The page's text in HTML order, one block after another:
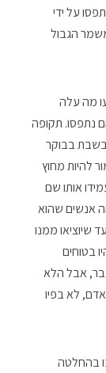
על ידי
הגבול
מה עלה
נתפסו. תקופה
בבוקר
להיות מחוץ
אותו שם
אנשים שהוא
שיוציאו ממנו
בטוחים
אבל הלא
לא בפיו
בהחלטה